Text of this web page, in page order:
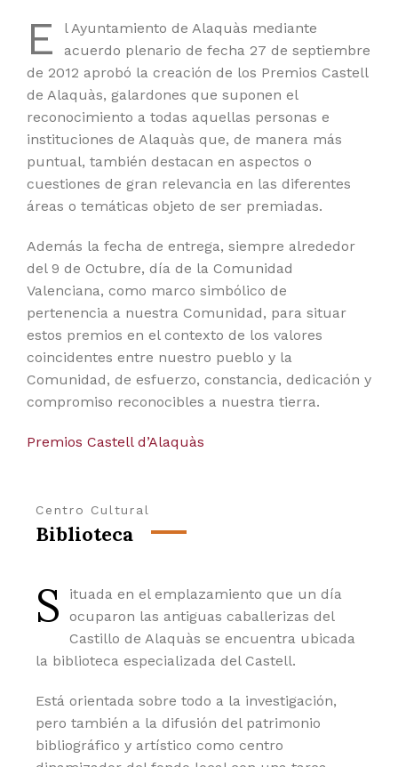
E
l Ayuntamiento de Alaquàs mediante
acuerdo plenario de fecha 27 de septiembre
de 2012 aprobó la creación de los Premios Castell
de Alaquàs, galardones que suponen el
reconocimiento a todas aquellas personas e
instituciones de Alaquàs que, de manera más
puntual, también destacan en aspectos o
cuestiones de gran relevancia en las diferentes
áreas o temáticas objeto de ser premiadas.
Además la fecha de entrega, siempre alrededor
del 9 de Octubre, día de la Comunidad
Valenciana, como marco simbólico de
pertenencia a nuestra Comunidad, para situar
estos premios en el contexto de los valores
coincidentes entre nuestro pueblo y la
Comunidad, de esfuerzo, constancia, dedicación y
compromiso reconocibles a nuestra tierra.
Premios Castell d’Alaquàs
Centro Cultural
Biblioteca
S
ituada en el emplazamiento que un día
ocuparon las antiguas caballerizas del
Castillo de Alaquàs se encuentra ubicada
la biblioteca especializada del Castell.
Está orientada sobre todo a la investigación,
pero también a la difusión del patrimonio
bibliográfico y artístico como centro